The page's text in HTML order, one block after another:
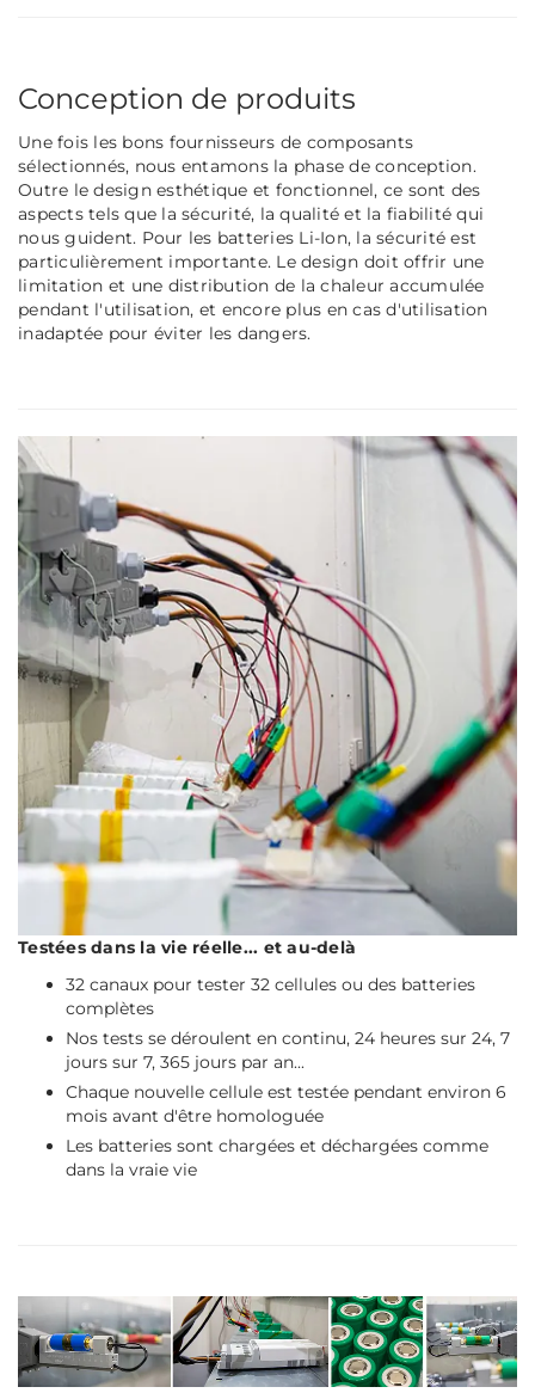
Conception de produits
Une fois les bons fournisseurs de composants
sélectionnés, nous entamons la phase de conception.
Outre le design esthétique et fonctionnel, ce sont des
aspects tels que la sécurité, la qualité et la fiabilité qui
nous guident. Pour les batteries Li-Ion, la sécurité est
particulièrement importante. Le design doit offrir une
limitation et une distribution de la chaleur accumulée
pendant l'utilisation, et encore plus en cas d'utilisation
inadaptée pour éviter les dangers.
Testées dans la vieréelle... et au-delà
32 canaux pour tester 32 cellules ou des batteries
complètes
Nos tests se déroulent en continu, 24 heures sur 24, 7
jours sur 7, 365 jours par an...
Chaque nouvelle cellule est testée pendant environ 6
mois avant d'être homologuée
Les batteries sont chargées et déchargées comme
dans la vraie vie